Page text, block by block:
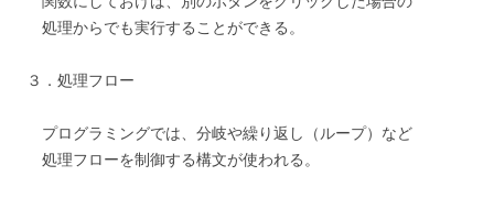
処理からでも実行することができる。
３．処理フロー
プログラミングでは、分岐や繰り返し（ループ）など
処理フローを制御する構文が使われる。